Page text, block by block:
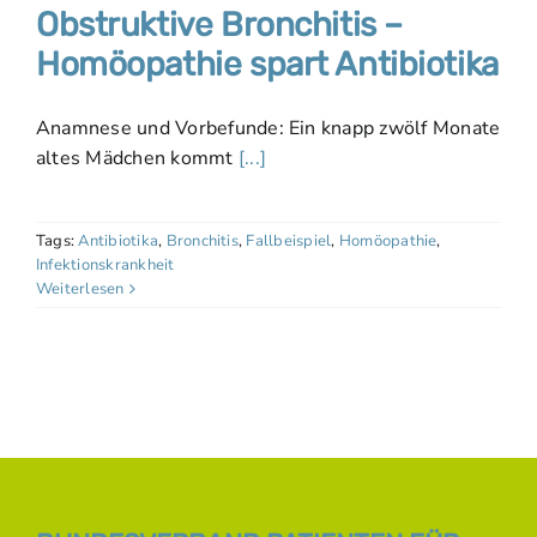
Obstruktive Bronchitis –
Homöopathie spart Antibiotika
Anamnese und Vorbefunde: Ein knapp zwölf Monate
altes Mädchen kommt [...]
Tags:Antibiotika, Bronchitis, Fallbeispiel, Homöopathie,
Infektionskrankheit
Weiterlesen